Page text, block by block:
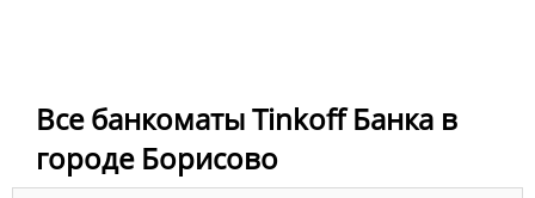
Все банкоматы Tinkoff Банка в
городе Борисово